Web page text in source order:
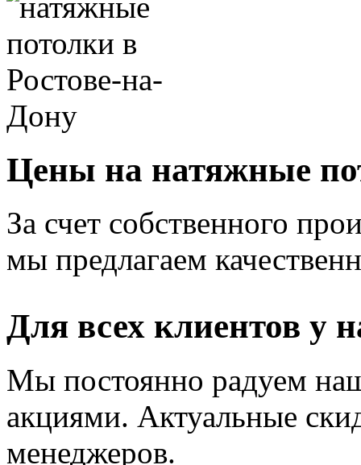
Цены на натяжные
За счет собственного
мы предлагаем
Для всех клиентов у
Мы постоянно радуем
акциями. Актуальные
менеджеров.